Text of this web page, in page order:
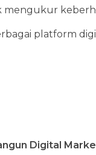
platform
Digital